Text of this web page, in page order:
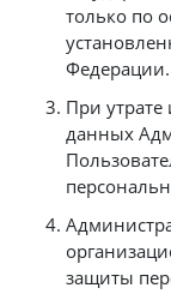
только по
Федерации.
При
данных
защиты